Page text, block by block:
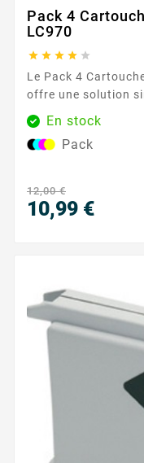
Pack 4
LC970
    
Le Pack 4 Cartouches compatibles BROTHER LC970
offre une solution
impressions au
imprimantes Brother
ces cartouches
bureau. Vous
régulières et...
En stock
Pack
12,00 €
10,99 €